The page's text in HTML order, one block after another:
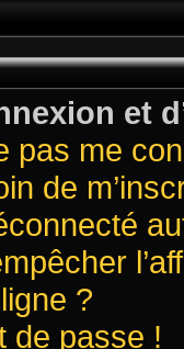
et
pas me
de
?
de passe !